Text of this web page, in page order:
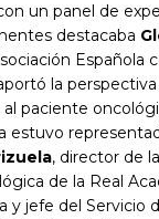
un panel de
destacaba
Española
la
paciente
estuvo
, director de
de la Real
y jefe del Servicio